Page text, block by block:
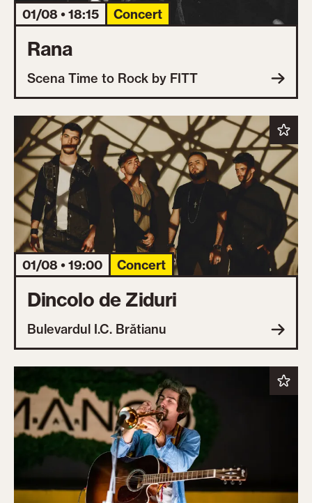
01/08 • 18:15 Concert
Rana
Scena Time to Rock by FITT
01/08 • 19:00 Concert
Dincolo de Ziduri
Bulevardul I.C. Brătianu